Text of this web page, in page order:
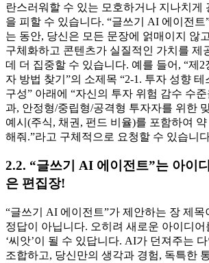
란스러워할 수 있는 모호하거나 지나치게
을 피할 수 있습니다. “글쓰기 AI 에이전트
는 동안, 당신은 모든 문장에 얽매이지 않
구체화하고 콘텐츠가 실질적인 가치를 제
데 더 집중할 수 있습니다. 예를 들어, “제2
자 방법 찾기”의 소제목 “2-1. 투자 성향
구성” 아래에 “자신의 투자 위험 감수 수
과, 안정형/중립형/공격형 투자자를 위한
예시(주식, 채권, 펀드 비율)를 포함하여
해줘.”라고 구체적으로 요청할 수 있습니
2.2. “글쓰기 AI 에이전트”는 아이
은 편집장!
“글쓰기 AI 에이전트”가 제안하는 장 제목
정답이 아닙니다. 오히려 새로운 아이디어
‘씨앗’이 될 수 있답니다. AI가 던져주는
조합하고, 당신만의 생각과 경험, 독특한